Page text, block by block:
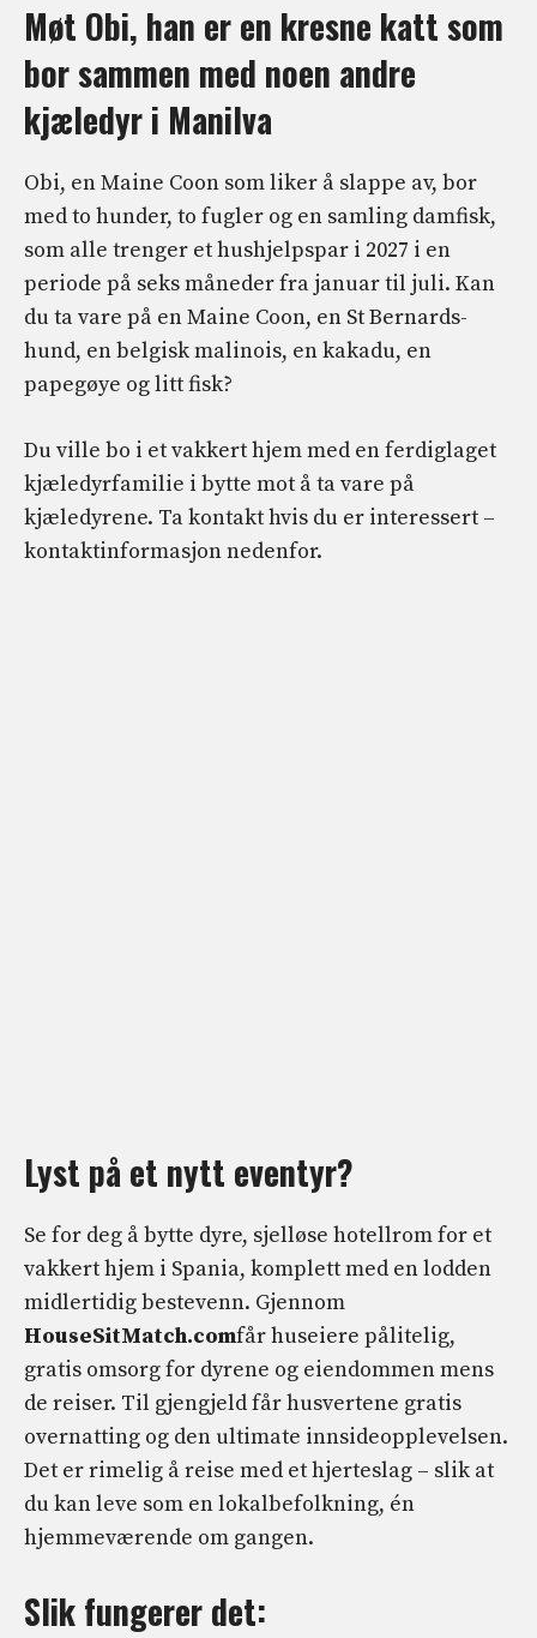
Møt Obi, han er en kresne katt som
bor sammen med noen andre
kjæledyr i Manilva
Obi, en Maine Coon som liker å slappe av, bor
med to hunder, to fugler og en samling damfisk,
som alle trenger et hushjelpspar i 2027 i en
periode på seks måneder fra januar til juli. Kan
du ta vare på en Maine Coon, en St Bernards-
hund, en belgisk malinois, en kakadu, en
papegøye og litt fisk?
Du ville bo i et vakkert hjem med en ferdiglaget
kjæledyrfamilie i bytte mot å ta vare på
kjæledyrene. Ta kontakt hvis du er interessert –
kontaktinformasjon nedenfor.
Lyst på et nytt eventyr?
Se for deg å bytte dyre, sjelløse hotellrom for et
vakkert hjem i Spania, komplett med en lodden
midlertidig bestevenn. Gjennom
HouseSitMatch.comfår huseiere pålitelig,
gratis omsorg for dyrene og eiendommen mens
de reiser. Til gjengjeld får husvertene gratis
overnatting og den ultimate innsideopplevelsen.
Det er rimelig å reise med et hjerteslag – slik at
du kan leve som en lokalbefolkning, én
hjemmeværende om gangen.
Slik fungerer det: